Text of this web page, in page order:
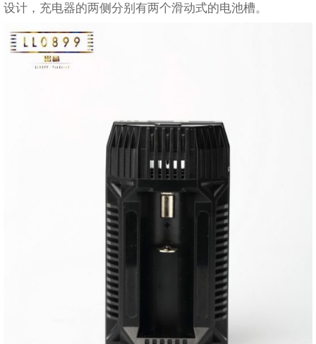
设计，充电器的两侧分别有两个滑动式的电池槽。